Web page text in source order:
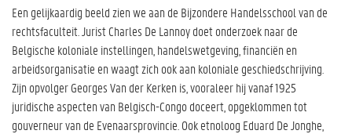
Een gelijkaardig beeld zien we aan de Bijzondere Handelsschool van de
rechtsfaculteit. Jurist Charles De Lannoy doet onderzoek naar de
Belgische koloniale instellingen, handelswetgeving, financiën en
arbeidsorganisatie en waagt zich ook aan koloniale geschiedschrijving.
Zijn opvolger Georges Van der Kerken is, vooraleer hij vanaf 1925
juridische aspecten van Belgisch-Congo doceert, opgeklommen tot
gouverneur van de Evenaarsprovincie. Ook etnoloog Eduard De Jonghe,